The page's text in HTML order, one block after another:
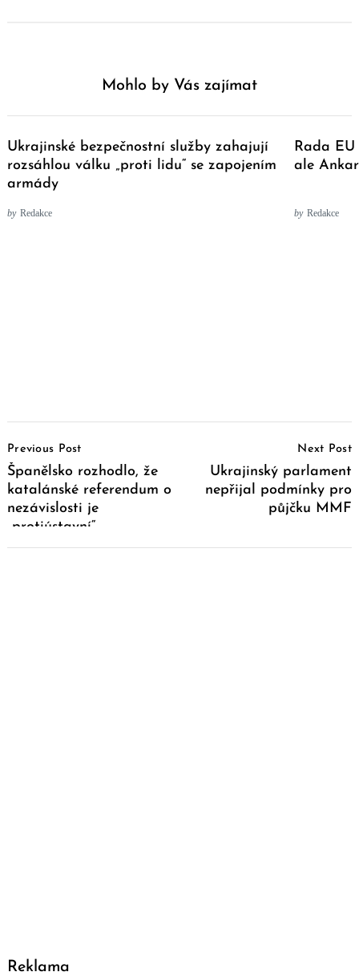
Mohlo by Vás zajímat
Ukrajinské bezpečnostní služby zahajují
rozsáhlou válku „proti lidu“ se zapojením
armády
by Redakce
Rada
ale
by Redakce
Navigation
Previous Post
Španělsko rozhodlo, že
katalánské referendum o
nezávislosti je
„protiústavní“
Next Post
Ukrajinský parlament
nepřijal podmínky pro
půjčku MMF
Reklama